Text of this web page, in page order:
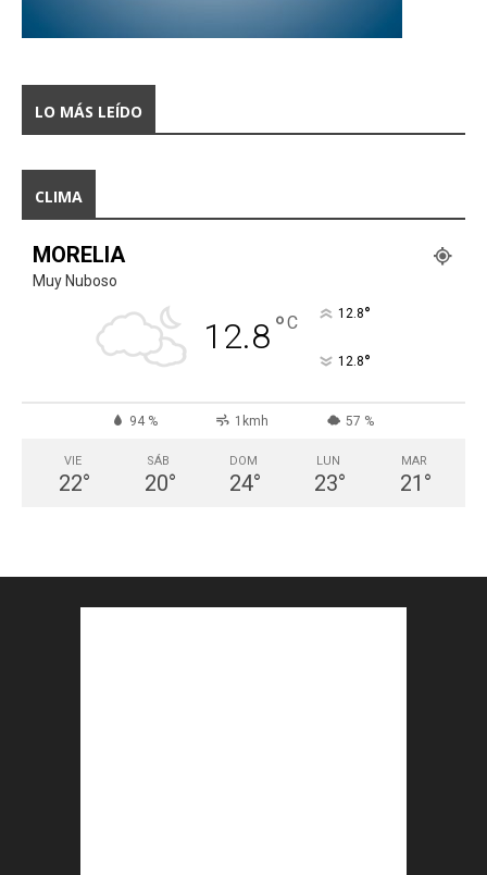
LO MÁS LEÍDO
CLIMA
MORELIA
Muy Nuboso
12.8°C 12.8°
12.8°
94 % 1kmh 57 %
VIE
22°
SÁB
20°
DOM
24°
LUN
23°
MAR
21 °